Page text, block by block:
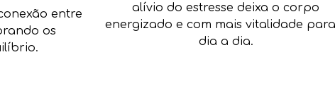
entre
os
alívio do estresse deixa o corpo
energizado e com mais vitalidade
dia a dia.